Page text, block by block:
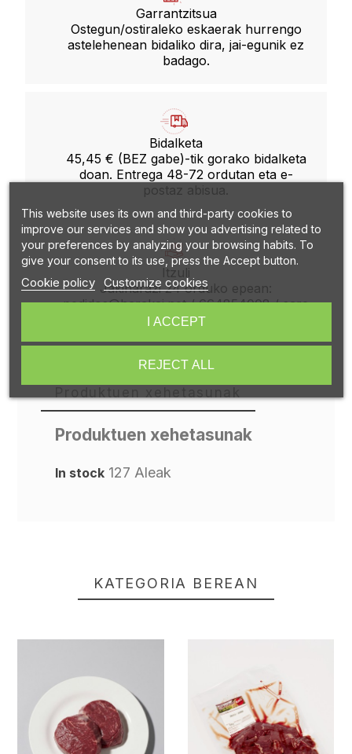
Garrantzitsua
Ostegun/ostiraleko eskaerak hurrengo
astelehenean bidaliko dira, jai-egunik ez
badago.
Bidalketa
45,45 € (BEZ gabe)-tik gorako bidalketa
doan. Entrega 48-72 ordutan eta e-
postaz abisua.
Itzuli
Jakinarazi 24 orduko epean:
pedidos@harakai.net / 664854008 / sare
sozialak (7:00-15:00).
Produktuen xehetasunak
In stock 127 Aleak
KATEGORIA BEREAN
This website uses its own and third-party cookies to
improve our services and show you advertising related to
your preferences by analyzing your browsing habits. To
give your consent to its use, press the Accept button.
Cookie policy Customize cookies
REJECT ALL
I ACCEPT